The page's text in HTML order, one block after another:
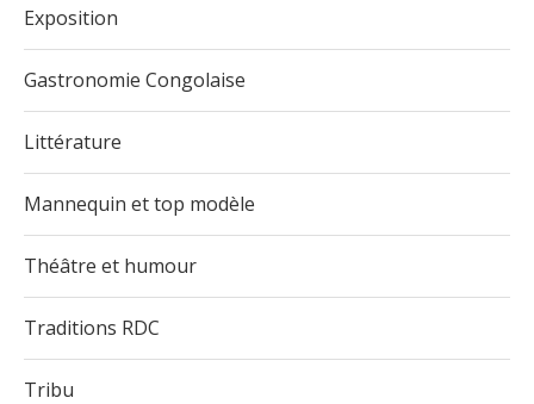
Exposition
Gastronomie Congolaise
Littérature
Mannequin et top modèle
Théâtre et humour
Traditions RDC
Tribu